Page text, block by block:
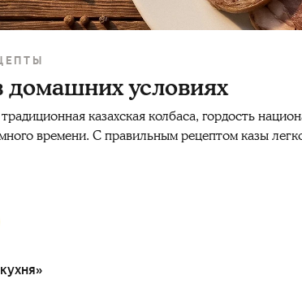
домашних условиях
казахская колбаса, гордость
времени. С правильным рецептом казы